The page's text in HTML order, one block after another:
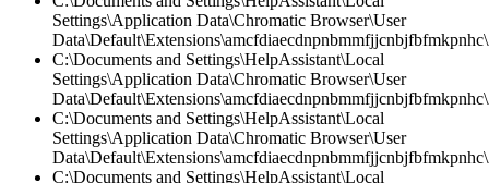
Settings\Application Data\Chromatic Browser\User
C:\Documents and Settings\HelpAssistant\Local
Settings\Application Data\Chromatic Browser\User
C:\Documents and Settings\HelpAssistant\Local
Settings\Application Data\Chromatic Browser\User
C:\Documents and Settings\HelpAssistant\Local